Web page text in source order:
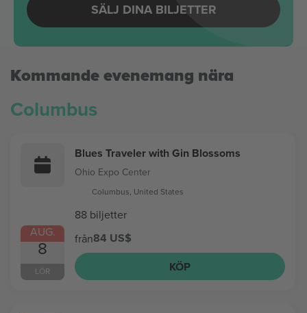
SÄLJ DINA BILJETTER
Kommande evenemang nära
Columbus
AUG.
8
LÖR
Blues Traveler with Gin Blossoms
Ohio Expo Center
Columbus, United States
88 biljetter
från84 US$
KÖP